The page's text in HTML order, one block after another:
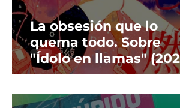
La obsesión que lo
quema todo. Sobre
"Ídolo en llamas" (2023
[2020]) de Rin Usami.